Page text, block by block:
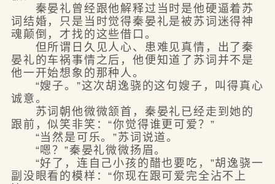
秦晏礼曾经跟他解释过当时是他硬逼着苏
词结婚，只是当时觉得秦晏礼是被苏词迷得神
魂颠倒，才找的这些借口。
但所谓日久见人心、患难见真情，出了秦
晏礼的车祸事情之后，他便知道了苏词并不是
他一开始想象的那种人。
“嫂子。”这次胡逸骁的这句嫂子，叫得真心
诚意。
苏词朝他微微颔首，秦晏礼已经走到她的
跟前，似笑非笑：“你觉得谁更可爱？”
“当然是可乐。”苏词说道。
“嗯？”秦晏礼微微扬眉。
“好了，连自己小孩的醋也要吃，”胡逸骁一
副没眼看的模样：“你现在跟可爱完全沾不上